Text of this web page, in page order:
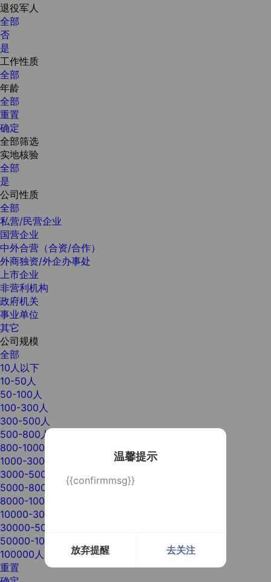
温馨提示
{{confirmmsg}}
放弃提醒 去关注
退役军人
全部
否
是
工作性质
全部
年龄
全部
重置
确定
全部筛选
实地核验
全部
是
公司性质
全部
私营/民营企业
国营企业
中外合营（合资/合作）
外商独资/外企办事处
上市企业
非营利机构
政府机关
事业单位
其它
公司规模
全部
10人以下
10-50人
50-100人
100-300人
300-500人
500-800人
800-1000人
1000-3000人
3000-5000人
5000-8000人
8000-10000人
10000-30000人
30000-50000人
50000-100000人
100000人以上
重置